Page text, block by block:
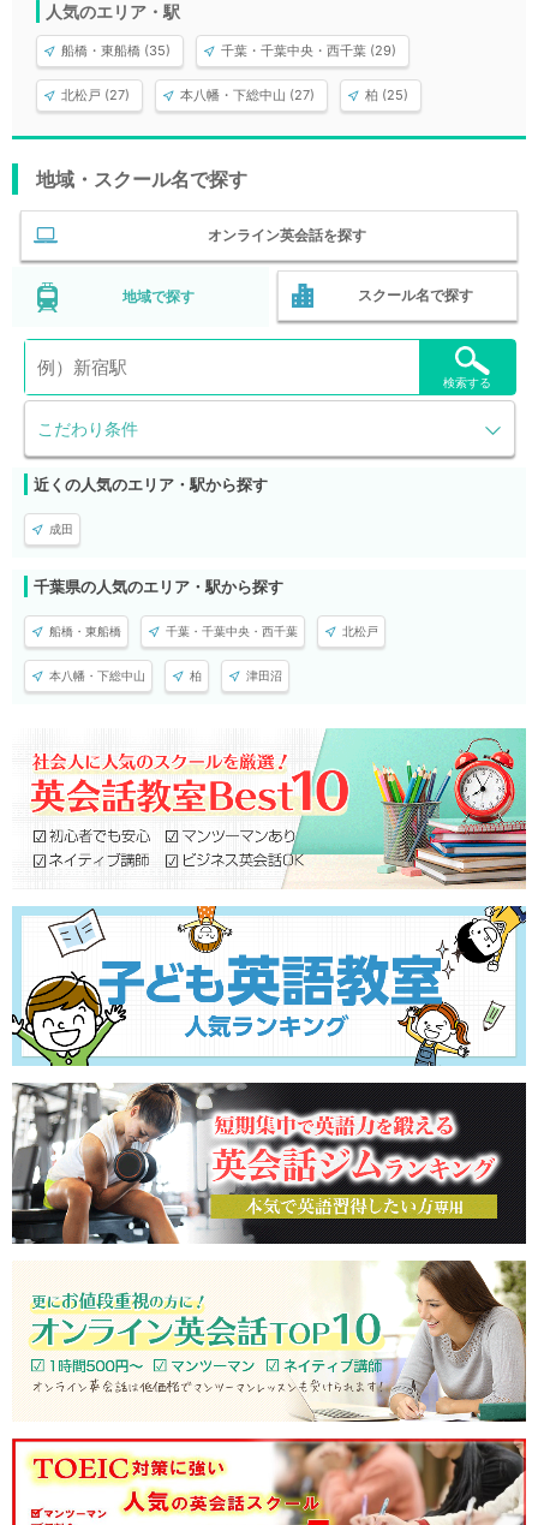
人気のエリア・駅
船橋・東船橋 (35) 千葉・千葉中央・西千葉 (29)
北松戸 (27) 本八幡・下総中山 (27) 柏 (25)
地域・スクール名で探す
オンライン英会話を探す
地域で探す スクール名で探す
こだわり条件
検索する
近くの人気のエリア・駅から探す
成田
千葉県の人気のエリア・駅から探す
船橋・東船橋 千葉・千葉中央・西千葉 北松戸
本八幡・下総中山 柏 津田沼